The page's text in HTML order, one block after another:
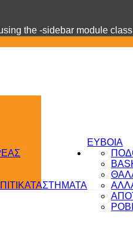
the -sidebar module
ΕΥΒΟΙΑ
ΚΑΤΑΣΤΗΜΑΤΑ